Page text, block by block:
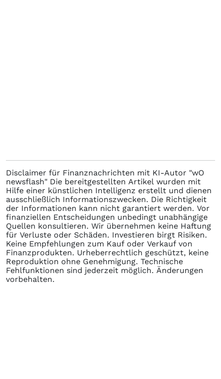
Disclaimer für Finanznachrichten mit KI-Autor "wO
newsflash" Die bereitgestellten Artikel wurden mit
Hilfe einer künstlichen Intelligenz erstellt und dienen
ausschließlich Informationszwecken. Die Richtigkeit
der Informationen kann nicht garantiert werden. Vor
finanziellen Entscheidungen unbedingt unabhängige
Quellen konsultieren. Wir übernehmen keine Haftung
für Verluste oder Schäden. Investieren birgt Risiken.
Keine Empfehlungen zum Kauf oder Verkauf von
Finanzprodukten. Urheberrechtlich geschützt, keine
Reproduktion ohne Genehmigung. Technische
Fehlfunktionen sind jederzeit möglich. Änderungen
vorbehalten.